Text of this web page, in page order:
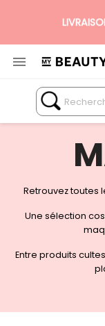
N°1 DES BOX

Retrouvez toutes
Une sélection
Entre produits